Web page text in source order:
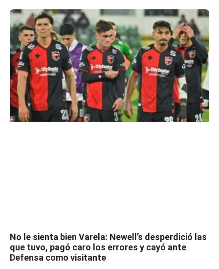
No le sienta bien Varela: Newell’s desperdició las
que tuvo, pagó caro los errores y cayó ante
Defensa como visitante